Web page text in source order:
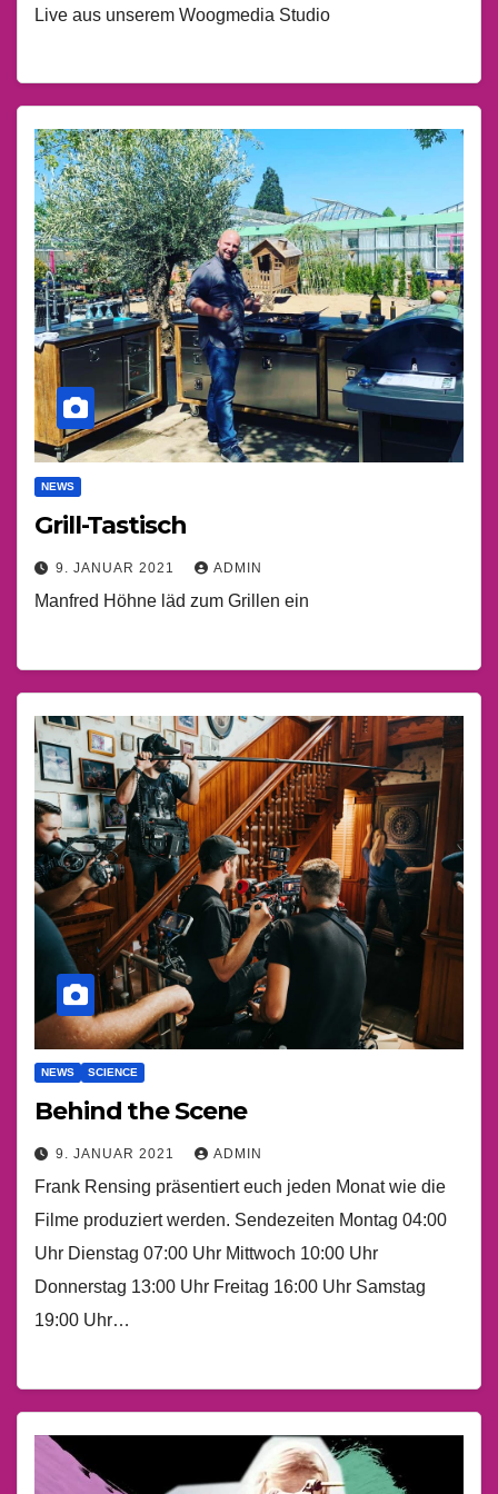
Live aus unserem Woogmedia Studio
NEWS
Grill-Tastisch
9. JANUAR 2021 ADMIN
Manfred Höhne läd zum Grillen ein
NEWS SCIENCE
Behind the Scene
9. JANUAR 2021 ADMIN
Frank Rensing präsentiert euch jeden Monat wie die
Filme produziert werden. Sendezeiten Montag 04:00
Uhr Dienstag 07:00 Uhr Mittwoch 10:00 Uhr
Donnerstag 13:00 Uhr Freitag 16:00 Uhr Samstag
19:00 Uhr…